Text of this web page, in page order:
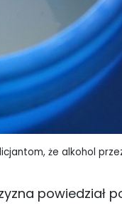
że alkohol
powiedział